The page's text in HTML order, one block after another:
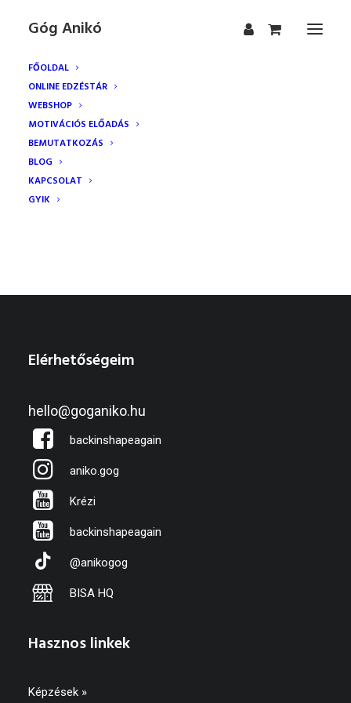
Góg Anikó
FŐOLDAL
ONLINE EDZÉSTÁR
WEBSHOP
MOTIVÁCIÓS ELŐADÁS
BEMUTATKOZÁS
BLOG
KAPCSOLAT
GYIK
Kosár
Jelenleg üres a bevásárlókosár.
Elérhetőségeim
hello@goganiko.hu
backinshapeagain
aniko.gog
Krézi
backinshapeagain
@anikogog
BISA HQ
Hasznos linkek
Képzések »